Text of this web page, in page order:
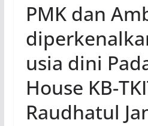
PMK dan
usia dini
House KB-
Raudhatul